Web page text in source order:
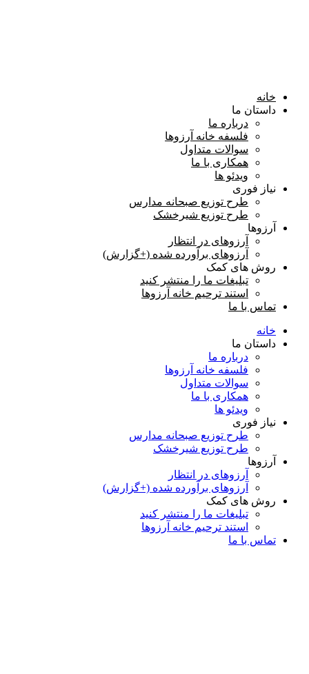
خانه
داستان ما
درباره ما
فلسفه خانه آرزوها
سوالات متداول
همكاری با ما
ویدئو ها
نیاز فوری
طرح توزیع صبحانه مدارس
طرح توزیع شیرخشک
آرزوها
آرزوهای در انتظار
آرزوهای برآورده شده (+گزارش)
روش های کمک
تبلیغات ما را منتشر کنید
استند ترحیم خانه آرزوها
تماس با ما
خانه
داستان ما
درباره ما
فلسفه خانه آرزوها
سوالات متداول
همكاری با ما
ویدئو ها
نیاز فوری
طرح توزیع صبحانه مدارس
طرح توزیع شیرخشک
آرزوها
آرزوهای در انتظار
آرزوهای برآورده شده (+گزارش)
روش های کمک
تبلیغات ما را منتشر کنید
استند ترحیم خانه آرزوها
تماس با ما